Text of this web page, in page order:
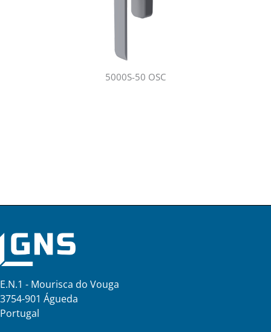
5000S-50 OSC
E.N.1 - Mourisca do Vouga
3754-901 Águeda
Portugal